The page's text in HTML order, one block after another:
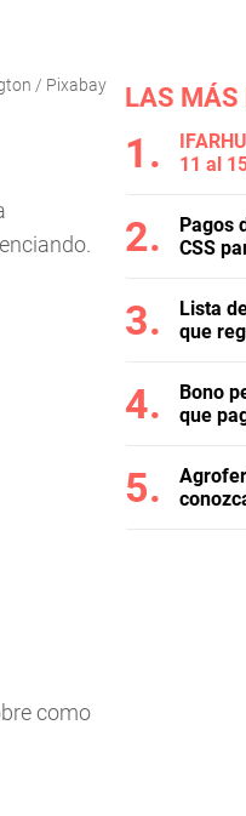
/ Pixabay
como
LAS MÁS
11 al
Pagos
CSS
Lista
que
Bono
que